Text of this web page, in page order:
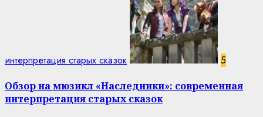
интерпретация старых сказок 5
Обзор на мюзикл «Наследники»: современная
интерпретация старых сказок